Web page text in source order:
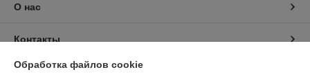
О нас
Контакты
Доставка и оплата
Обработка файлов cookie